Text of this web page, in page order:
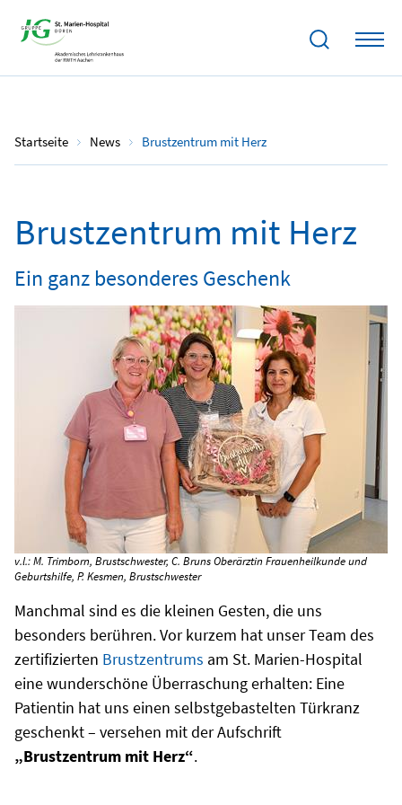
Startseite News Brustzentrum mit Herz
23.09.2025
Brustzentrum mit Herz
Ein ganz besonderes Geschenk
v.l.: M. Trimborn, Brustschwester, C. Bruns Oberärztin Frauenheilkunde und
Geburtshilfe, P. Kesmen, Brustschwester
Manchmal sind es die kleinen Gesten, die uns
besonders berühren. Vor kurzem hat unser Team des
zertifizierten Brustzentrums am St. Marien-Hospital
eine wunderschöne Überraschung erhalten: Eine
Patientin hat uns einen selbstgebastelten Türkranz
geschenkt – versehen mit der Aufschrift
„Brustzentrum mit Herz“.